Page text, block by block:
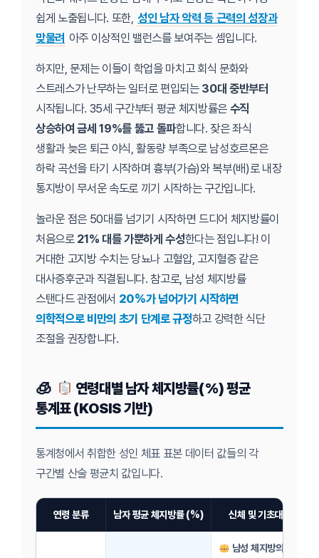
쉽게 노출됩니다. 또한, 성인 남자 악력 등 근력의 성장과
맞물려 아주 이상적인 밸런스를 보여주는 셈입니다.
하지만, 문제는 이들이 학업을 마치고 회식 문화와
스트레스가 난무하는 일터로 편입되는 30대 중반부터
시작됩니다. 35세 구간부터 평균 체지방률은 수직
상승하여 금세 19%를 뚫고 돌파합니다. 잦은 좌식
생활과 늦은 퇴근 야식, 활동량 부족으로 남성호르몬은
하락 곡선을 타기 시작하며 흉부(가슴)와 복부(배)로 내장
통지방이 무서운 속도로 끼기 시작하는 구간입니다.
놀라운 점은 50대를 넘기기 시작하면 드디어 체지방률이
처음으로 21% 대를 가뿐하게 수성한다는 점입니다! 이
거대한 고지방 수치는 당뇨나 고혈압, 고지혈증 같은
대사증후군과 직결됩니다. 참고로, 남성 체지방률
스탠다드 관점에서 20%가 넘어가기 시작하면
의학적으로 비만의 초기 단계로 규정하고 강력한 식단
조절을 권장합니다.
연령대별 남자 체지방률(%) 평균
통계표 (KOSIS 기반)
통계청에서 취합한 성인 체표 표본 데이터 값들의 각
구간별 산술 평균치 값입니다.
연령 분류 남자 평균 체지방률 (%) 신체 및 기초대사 피트
남성 체지방의 피크 황